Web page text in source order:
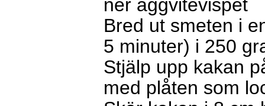
ner äggvitevispet
Bred ut smeten i
5 minuter) i 250
Stjälp upp kakan
med plåten som